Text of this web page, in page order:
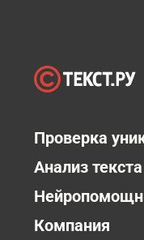
Проверка
Анализ текста
Компания